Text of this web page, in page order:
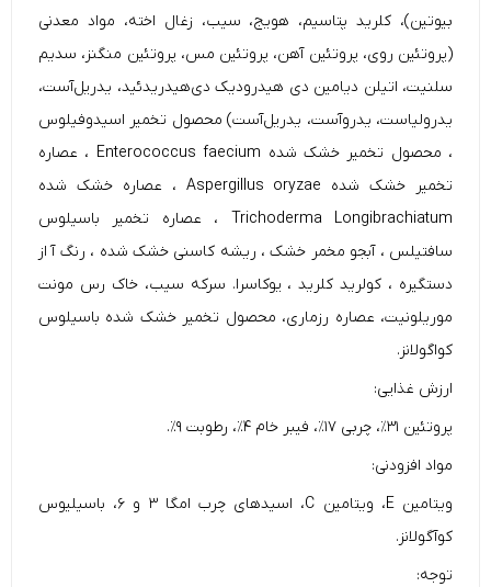
بیوتین)، کلرید پتاسیم، هویج، سیب، زغال اخته، مواد معدنی
(پروتئین روی، پروتئین آهن، پروتئین مس، پروتئین منگنز، سدیم
سلنیت، اتیلن دیامین دی هیدرودیک دی‌هیدریدئید، یدریل‌آست،
یدرولیاست، یدروآست، یدریل‌آست) محصول تخمیر اسیدوفیلوس
، محصول تخمیر خشک شده Enterococcus faecium ، عصاره
تخمیر خشک شده Aspergillus oryzae ، عصاره خشک شده
Trichoderma Longibrachiatum ، عصاره تخمیر باسیلوس
سافتیلس ، آبجو مخمر خشک ، ریشه کاسنی خشک شده ، رنگ آ از
دستگیره ، کولرید کلرید ، یوکاسرا. سرکه سیب، خاک رس مونت
موریلونیت، عصاره رزماری، محصول تخمیر خشک شده باسیلوس
کواگولانز.
ارزش غذایی:
پروتئین ۳۱٪، چربی ۱۷٪، فیبر خام ۴٪، رطوبت ۹٪.
مواد افزودنی:
ویتامین E، ویتامین C، اسید‌های چرب امگا ۳ و ۶، باسیلیوس
کوآگولانز.
توجه: